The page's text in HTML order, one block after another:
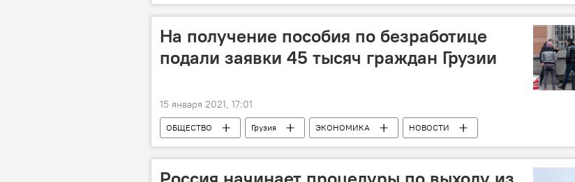
На получение пособия по безработице
подали заявки 45 тысяч граждан Грузии
15 января 2021, 17:01
ОБЩЕСТВО Грузия ЭКОНОМИКА
НОВОСТИ
Служба доходов министерства финансов Грузии
Компенсация Коронавирус COVID-19